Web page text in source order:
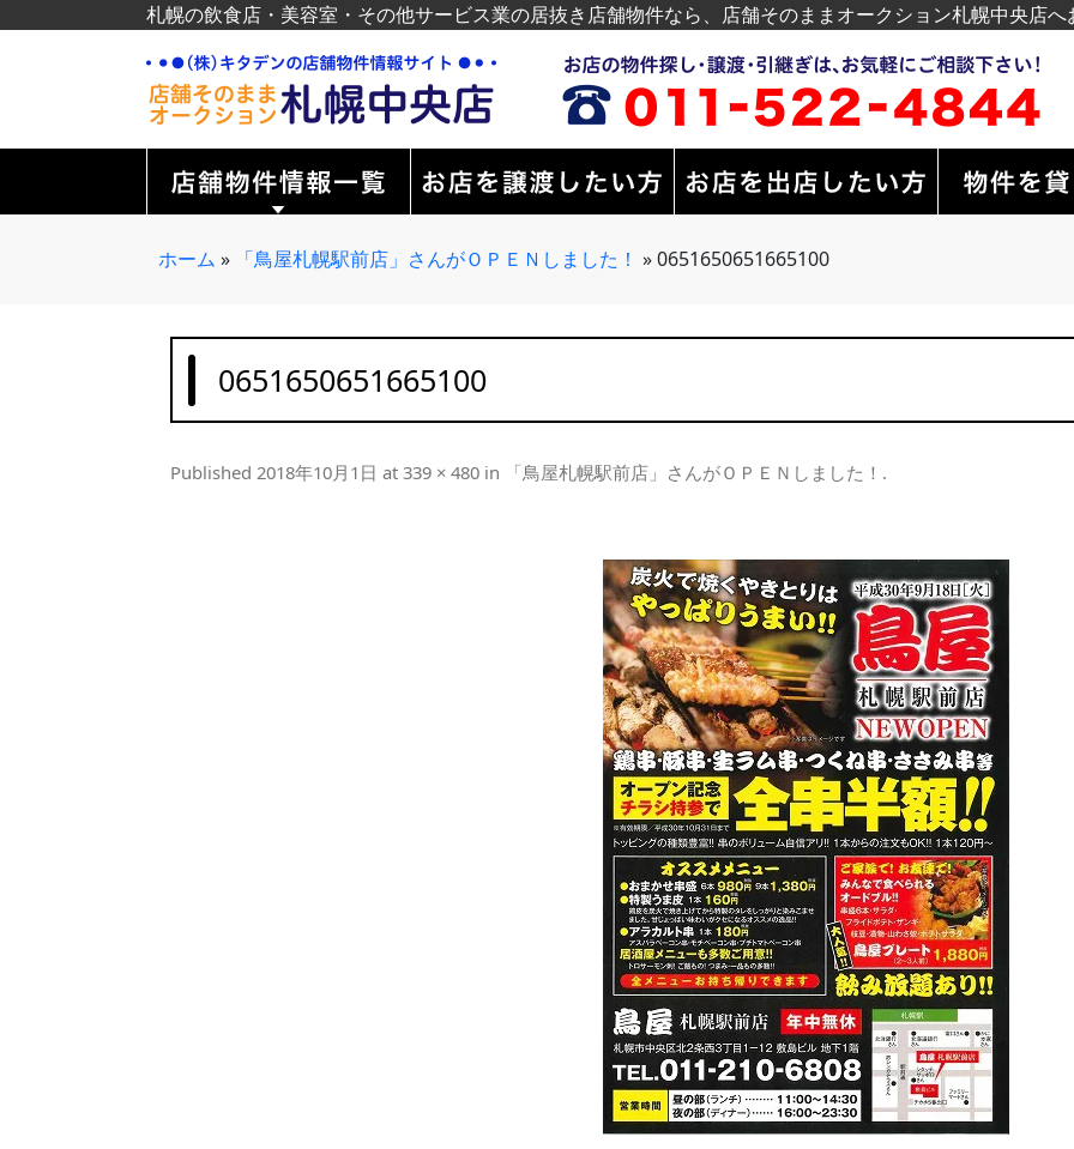
札幌の飲食店・美容室・その他サービス業の居抜き店舗物件なら、店舗そのままオークション札幌中央店
ホーム » 「鳥屋札幌駅前店」さんがＯＰＥＮしました！ »0651650651665100
0651650651665100
Published 2018年10月1日 at 339 × 480 in 「鳥屋札幌駅前店」さんがＯＰＥＮしました！ .